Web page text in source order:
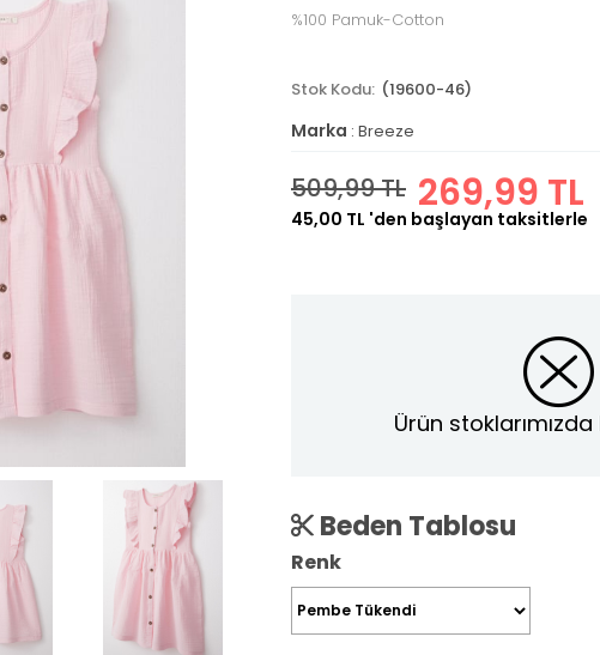
%100 Pamuk-Cotton
(19600-46)
Marka : Breeze
509,99 TL 269,99 TL
45,00 TL 'den başlayan taksitlerle
Ürün stoklarımızda
Beden Tablosu
Renk